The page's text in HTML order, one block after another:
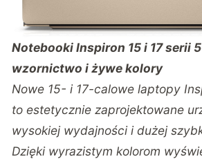
Notebooki Inspiron 15 i 17 serii
wzornictwo i żywe kolory
Nowe 15- i 17-calowe laptopy
to estetycznie zaprojektowane
wysokiej wydajności i dużej
Dzięki wyrazistym kolorom